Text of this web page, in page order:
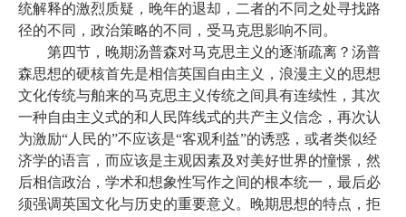
统解释的激烈质疑，晚年的退却，二者的不同之处寻找路
径的不同，政治策略的不同，受马克思影响不同。
第四节，晚期汤普森对马克思主义的逐渐疏离？汤普
森思想的硬核首先是相信英国自由主义，浪漫主义的思想
文化传统与舶来的马克思主义传统之间具有连续性，其次
一种自由主义式的和人民阵线式的共产主义信念，再次认
为激励“人民的”不应该是“客观利益”的诱惑，或者类似经
济学的语言，而应该是主观因素及对美好世界的憧憬，然
后相信政治，学术和想象性写作之间的根本统一，最后必
须强调英国文化与历史的重要意义。晚期思想的特点，拒